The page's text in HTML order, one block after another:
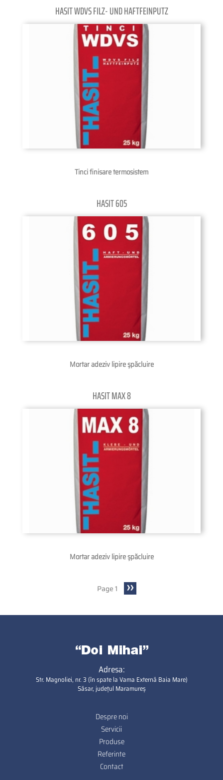
HASIT WDVS FILZ- UND HAFTFEINPUTZ
Tinci finisare termosistem
HASIT 605
Mortar adeziv lipire șpăcluire
HASIT MAX 8
Mortar adeziv lipire șpăcluire
Page 1 Next
page
››
Adresa:
Str. Magnoliei, nr. 3 (în spate la Vama Externă Baia Mare)
Săsar, județul Maramureș
Despre noi
Servicii
Produse
Referinte
Contact